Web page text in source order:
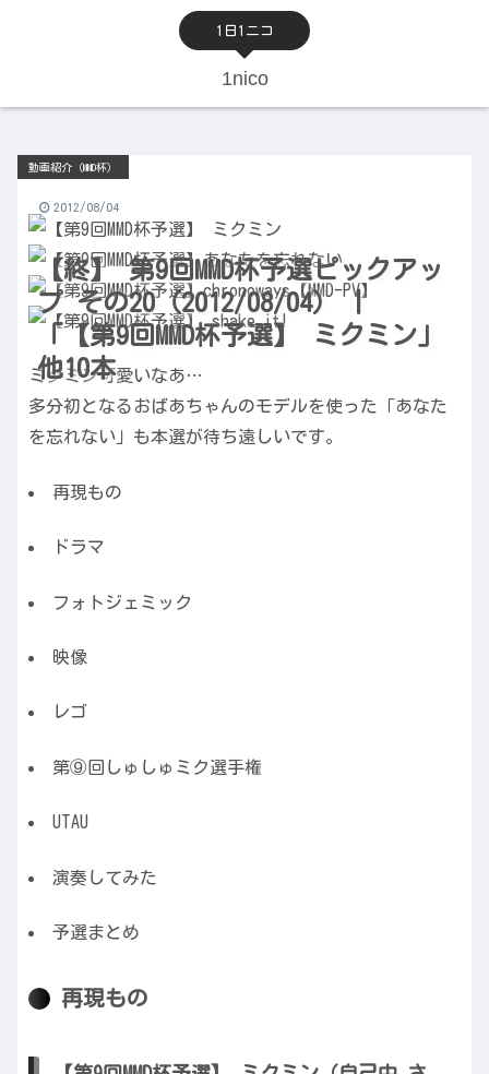
1日1ニコ
1nico
【終】 第9回MMD杯予選ピックアッ
プ その20（2012/08/04） |
「【第9回MMD杯予選】 ミクミン」
他10本
動画紹介（MMD杯）
2012/08/04
ミクミン可愛いなあ…
多分初となるおばあちゃんのモデルを使った「あなた
を忘れない」も本選が待ち遠しいです。
再現もの
ドラマ
フォトジェミック
映像
レゴ
第⑨回しゅしゅミク選手権
UTAU
演奏してみた
予選まとめ
再現もの